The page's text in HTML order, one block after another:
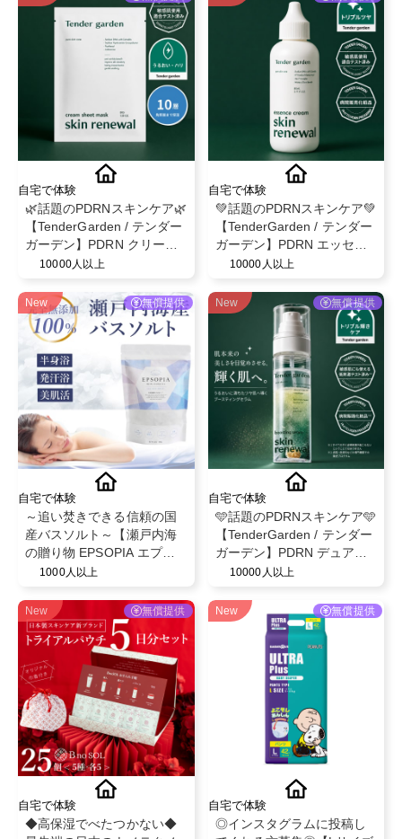
自宅で体験
🌿話題のPDRNスキンケア🌿
【TenderGarden / テンダー
ガーデン】PDRN クリーム
シートマスク 30g × 5枚 モ
10000人以上
自宅で体験
💚話題のPDRNスキンケア💚
【TenderGarden / テンダー
ガーデン】PDRN エッセン
スクリーム 80ml モニター募
10000人以上
New 無償提供
自宅で体験
～追い焚きできる信頼の国
産バスソルト～【瀬戸内海
の贈り物 EPSOPIA エプソ
ピア】@EPSOPIA
1000人以上
New 無償提供
自宅で体験
🩵話題のPDRNスキンケア🩵
【TenderGarden / テンダー
ガーデン】PDRN デュアル
ブースト 美容液ミスト モニ
10000人以上
New 無償提供
自宅で体験
◆高保湿でべたつかない◆
New 無償提供
自宅で体験
◎インスタグラムに投稿し